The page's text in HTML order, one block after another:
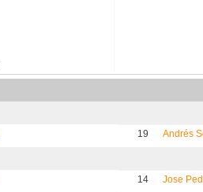
19 Andrés
14 Jose